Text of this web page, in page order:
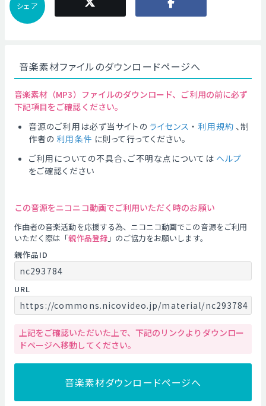
シェア
音楽素材ファイルのダウンロードページへ
音楽素材（MP3）ファイルのダウンロード、ご利用の前に必ず
下記項目をご確認ください。
音源のご利用は必ず当サイトの ライセンス ・ 利用規約 、制
作者の 利用条件 に則って行ってください。
ご利用についての不具合、ご不明な点については ヘルプ
をご確認ください
この音源をニコニコ動画でご利用いただく時のお願い
作曲者の音楽活動を応援する為、ニコニコ動画でこの音源をご利用
いただく際は「親作品登録」のご協力をお願いします。
親作品ID
nc293784
URL
https://commons.nicovideo.jp/material/nc293784
上記をご確認いただいた上で、下記のリンクよりダウンロー
ドページへ移動してください。
音楽素材ダウンロードページへ